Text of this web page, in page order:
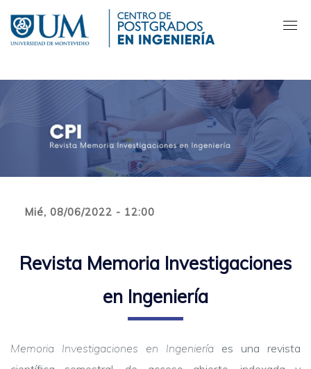
contenido
principal
Mié, 08/06/2022 - 12:00
Revista Memoria Investigaciones
en Ingeniería
Memoria Investigaciones en Ingeniería es una revista